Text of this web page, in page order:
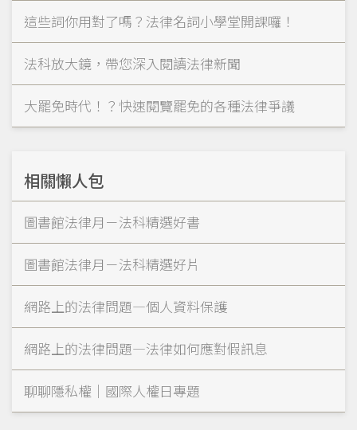
這些詞你用對了嗎？法律名詞小學堂開課囉！
法科放大鏡，帶您深入閱讀法律新聞
大罷免時代！？快速閱覽罷免的各種法律爭議
相關懶人包
圖書館法律月－法科精選好書
圖書館法律月－法科精選好片
網路上的法律問題—個人資料保護
網路上的法律問題—法律如何應對假訊息
聊聊隱私權｜國際人權日專題